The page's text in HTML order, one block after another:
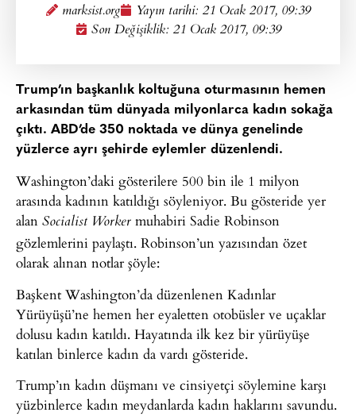
marksist.org Yayın tarihi: 21 Ocak 2017, 09:39
Son Değişiklik: 21 Ocak 2017, 09:39
Trump’ın başkanlık koltuğuna oturmasının hemen
arkasından tüm dünyada milyonlarca kadın sokağa
çıktı. ABD’de 350 noktada ve dünya genelinde
yüzlerce ayrı şehirde eylemler düzenlendi.
Washington’daki gösterilere 500 bin ile 1 milyon
arasında kadının katıldığı söyleniyor. Bu gösteride yer
alan Socialist Worker muhabiri Sadie Robinson
gözlemlerini paylaştı. Robinson’un yazısından özet
olarak alınan notlar şöyle:
Başkent Washington’da düzenlenen Kadınlar
Yürüyüşü’ne hemen her eyaletten otobüsler ve uçaklar
dolusu kadın katıldı. Hayatında ilk kez bir yürüyüşe
katılan binlerce kadın da vardı gösteride.
Trump’ın kadın düşmanı ve cinsiyetçi söylemine karşı
yüzbinlerce kadın meydanlarda kadın haklarını savundu.